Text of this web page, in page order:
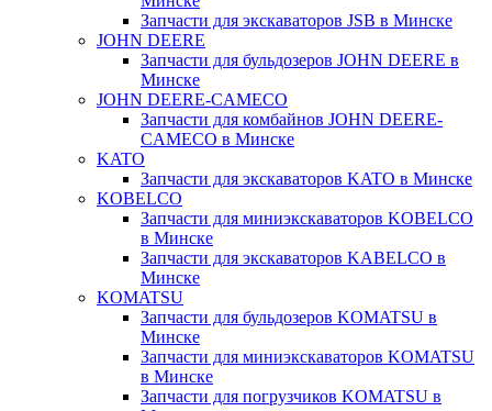
Запчасти для экскаваторов JSB в Минске
JOHN DEERE
Запчасти для бульдозеров JOHN DEERE в
Минске
JOHN DEERE-CAMECO
Запчасти для комбайнов JOHN DEERE-
CAMECO в Минске
KATO
Запчасти для экскаваторов KATO в Минске
KOBELCO
Запчасти для миниэкскаваторов KOBELCO
в Минске
Запчасти для экскаваторов KABELCO в
Минске
KOMATSU
Запчасти для бульдозеров KOMATSU в
Минске
Запчасти для миниэкскаваторов KOMATSU
в Минске
Запчасти для погрузчиков KOMATSU в